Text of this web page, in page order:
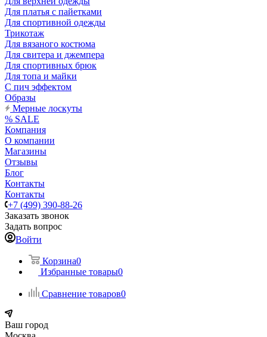
Для платья с пайетками
Для спортивной одежды
Трикотаж
Для вязаного костюма
Для свитера и джемпера
Для спортивных брюк
Для топа и майки
С пич эффектом
Образы
Мерные лоскуты
% SALE
Компания
О компании
Магазины
Отзывы
Блог
Контакты
Контакты
+7 (499) 390-88-26
Заказать звонок
Задать вопрос
Войти
Корзина0
Избранные товары0
Сравнение товаров0
Ваш город